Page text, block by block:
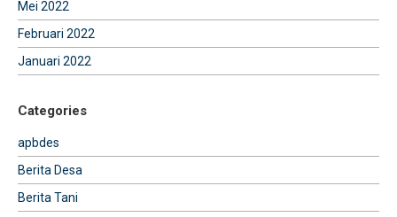
Mei 2022
Februari 2022
Januari 2022
Categories
apbdes
Berita Desa
Berita Tani